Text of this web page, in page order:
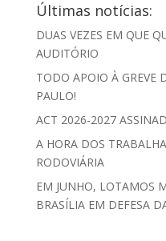
Últimas notícias:
DUAS VEZES EM QUE
AUDITÓRIO
TODO APOIO À GREVE
PAULO!
ACT 2026-2027
A HORA DOS
RODOVIÁRIA
EM JUNHO, LOTAMOS
BRASÍLIA EM DEFESA